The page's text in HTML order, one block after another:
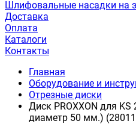
Шлифовальные насадки на
Доставка
Оплата
Каталоги
Контакты
Главная
Оборудование и
Отрезные диски
Диск PROXXON для
диаметр 50 мм.)